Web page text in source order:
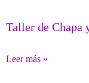
Taller de Chapa
Leer más »